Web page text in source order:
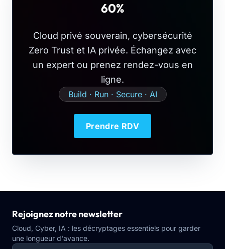
60%
Cloud privé souverain, cybersécurité
Zero Trust et IA privée. Échangez avec
un expert ou prenez rendez-vous en
ligne.
Build · Run · Secure · AI
Prendre RDV
Rejoignez notre newsletter
Cloud, Cyber, IA : les décryptages essentiels pour garder
une longueur d'avance.